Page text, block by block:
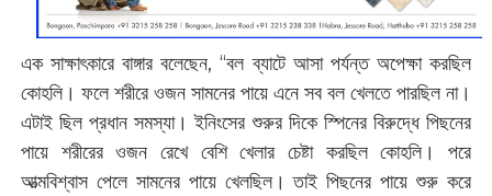
এক সাক্ষাৎকারে বাঙ্গার বলেছেন, ‘‘বল ব্যাটে আসা পর্যন্ত অপেক্ষা করছিল
কোহলি। ফলে শরীরে ওজন সামনের পায়ে এনে সব বল খেলতে পারছিল না।
এটাই ছিল প্রধান সমস্যা। ইনিংসের শুরুর দিকে স্পিনের বিরুদ্ধে পিছনের
পায়ে শরীরের ওজন রেখে বেশি খেলার চেষ্টা করছিল কোহলি। পরে
আত্মবিশ্বাস পেলে সামনের পায়ে খেলছিল। তাই পিছনের পায়ে শুরু করে